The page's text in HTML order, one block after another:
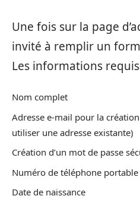
Une fois sur la page
invité à remplir un
Les informations
Nom complet
Adresse e-mail pour la
utiliser une adresse existante)
Création d’un mot de passe
Numéro de téléphone
Date de naissance